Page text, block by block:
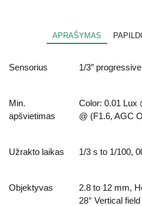
APRAŠYMAS
Sensorius 1/3″
Min.
apšvietimas
Color: 0.01 Lux
@ (F1.6, AGC
Užrakto laikas 1/3 s to 1/100,
Objektyvas
2.8 to 12 mm,
28° Vertical